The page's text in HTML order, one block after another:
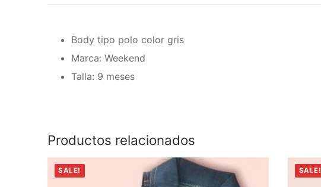
Body tipo polo color gris
Marca: Weekend
Talla: 9 meses
Productos relacionados
SALE! SALE!